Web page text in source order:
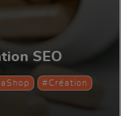
SEO
#Création